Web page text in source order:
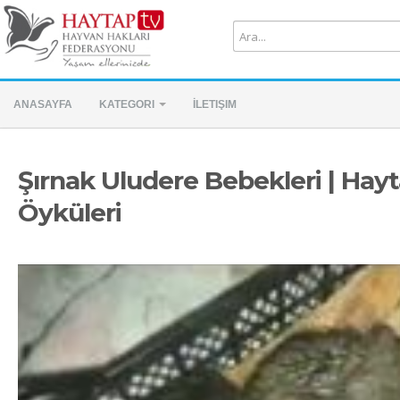
ANASAYFA KATEGORI İLETIŞIM
Şırnak Uludere Bebekleri |
Öyküleri